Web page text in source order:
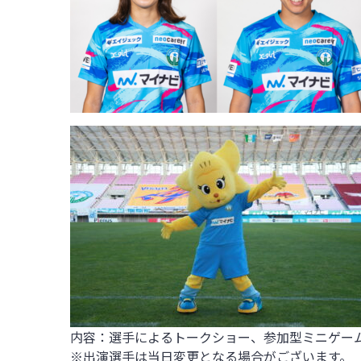
内容：選手によるトークショー、参加型ミニゲー
※出演選手は当日変更となる場合がございます。